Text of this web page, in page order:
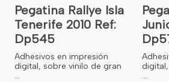
Pegatina Rallye Isla
Tenerife 2010 Ref:
Dp545
Adhesivos en impresión
digital, sobre vinilo de gran
...
...